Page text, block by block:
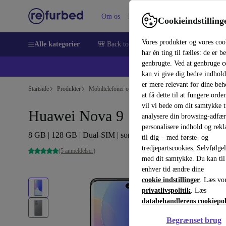
Vores produkter og vores
har én ting til fælles: de er
genbrugte. Ved at genbruge
kan vi give dig bedre
er mere relevant for dine
at få dette til at fungere
vil vi bede om dit samtykke
analysere din browsing-
personalisere indhold og
til dig – med første- og
tredjepartscookies.
med dit samtykke. Du kan til
enhver tid ændre dine
cookie indstillinger. Læs
privatlivspolitik. Læs
databehandlerens
Begrænset brug
Om os Hjælp
Alle kategorier 🎒 Back to school Smartphones
💻
Startside Produkter Mobiltelefoner og smartphones Huawei,
Huawei Nova 9
8 GB | 128 GB | Dual-SIM | sort
(5 anmeldelser)